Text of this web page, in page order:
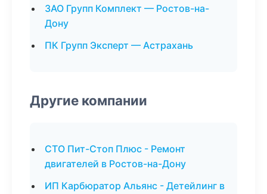
ЗАО Групп Комплект — Ростов-на-
Дону
ПК Групп Эксперт — Астрахань
Другие компании
СТО Пит-Стоп Плюс - Ремонт
двигателей в Ростов-на-Дону
ИП Карбюратор Альянс - Детейлинг в